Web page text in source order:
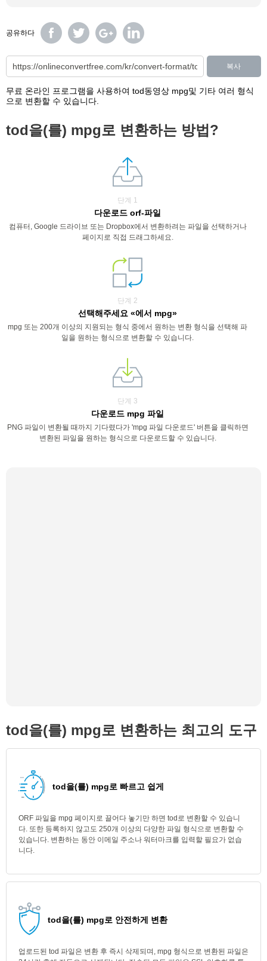
공유하다
복사
무료 온라인 프로그램을 사용하여 tod동영상 mpg및 기타 여러 형식
으로 변환할 수 있습니다.
tod을(를) mpg로 변환하는 방법?
단계 1
다운로드 orf-파일
컴퓨터, Google 드라이브 또는 Dropbox에서 변환하려는 파일을 선택하거나
페이지로 직접 드래그하세요.
단계 2
선택해주세요 «에서 mpg»
mpg 또는 200개 이상의 지원되는 형식 중에서 원하는 변환 형식을 선택해 파
일을 원하는 형식으로 변환할 수 있습니다.
단계 3
다운로드 mpg 파일
PNG 파일이 변환될 때까지 기다렸다가 'mpg 파일 다운로드' 버튼을 클릭하면
변환된 파일을 원하는 형식으로 다운로드할 수 있습니다.
tod을(를) mpg로 변환하는 최고의 도구
tod을(를) mpg로 빠르고 쉽게
ORF 파일을 mpg 페이지로 끌어다 놓기만 하면 tod로 변환할 수 있습니
다. 또한 등록하지 않고도 250개 이상의 다양한 파일 형식으로 변환할 수
있습니다. 변환하는 동안 이메일 주소나 워터마크를 입력할 필요가 없습
니다.
tod을(를) mpg로 안전하게 변환
업로드된 tod 파일은 변환 후 즉시 삭제되며, mpg 형식으로 변환된 파일은